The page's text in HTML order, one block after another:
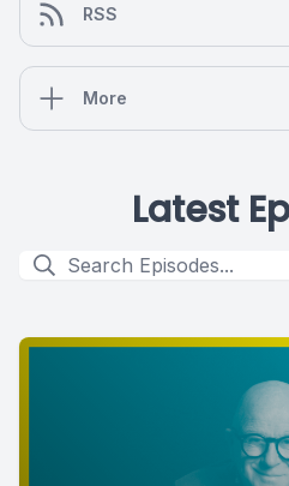
RSS
More
Latest